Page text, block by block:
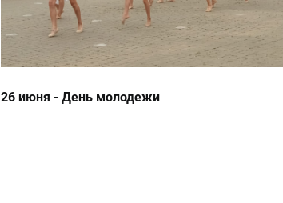
26 июня - День молодежи